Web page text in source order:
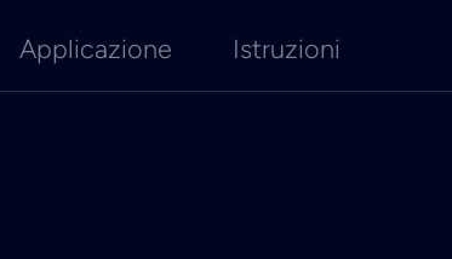
Applicazione Istruzioni